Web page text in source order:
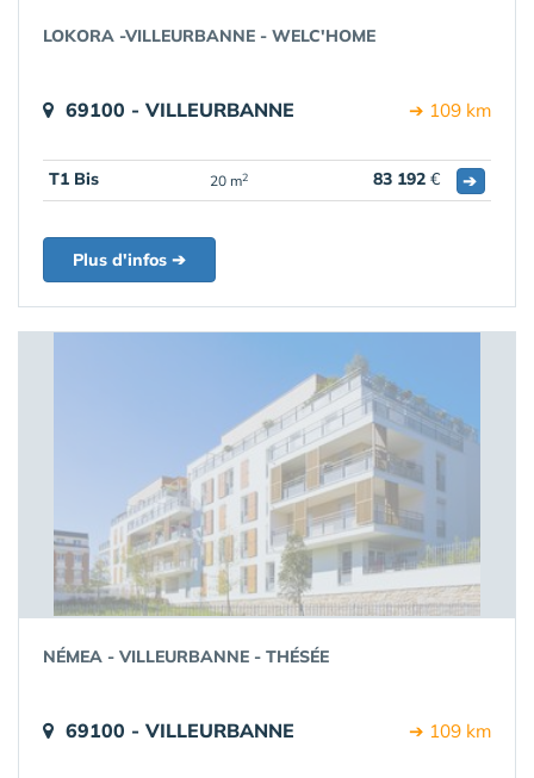
LOKORA -VILLEURBANNE - WELC'HOME
69100 - VILLEURBANNE ➔ 109 km
T1 Bis 20 m2 83 192 € ➔
Plus d'infos ➔
NÉMEA - VILLEURBANNE - THÉSÉE
69100 - VILLEURBANNE ➔ 109 km